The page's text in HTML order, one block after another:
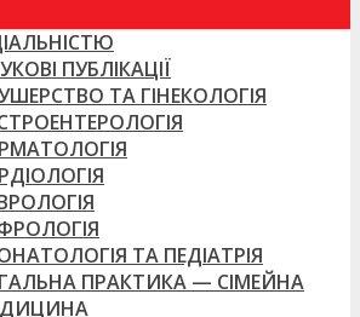
ПУБЛІКАЦІЇ
ТА ГІНЕКОЛОГІЯ
ТА ПЕДІАТРІЯ
ПРАКТИКА — СІМЕЙНА